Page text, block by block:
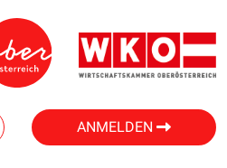
ANMELDEN